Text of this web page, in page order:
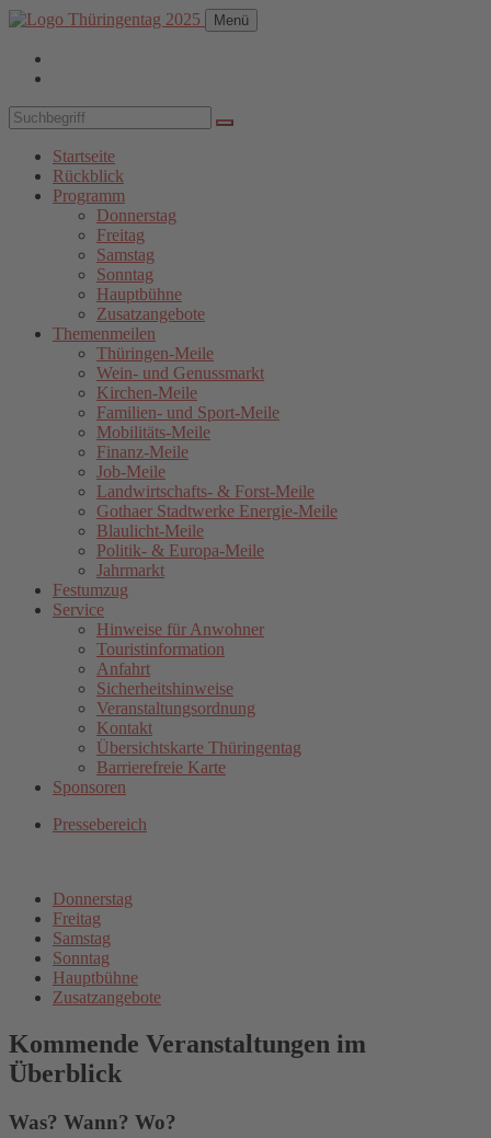
Menü
Startseite
Rückblick
Programm
Donnerstag
Freitag
Samstag
Sonntag
Hauptbühne
Zusatzangebote
Themenmeilen
Thüringen-Meile
Wein- und Genussmarkt
Kirchen-Meile
Familien- und Sport-Meile
Mobilitäts-Meile
Finanz-Meile
Job-Meile
Landwirtschafts- & Forst-Meile
Gothaer Stadtwerke Energie-Meile
Blaulicht-Meile
Politik- & Europa-Meile
Jahrmarkt
Festumzug
Service
Hinweise für Anwohner
Touristinformation
Anfahrt
Sicherheitshinweise
Veranstaltungsordnung
Kontakt
Übersichtskarte Thüringentag
Barrierefreie Karte
Sponsoren
Pressebereich
Donnerstag
Freitag
Samstag
Sonntag
Hauptbühne
Zusatzangebote
Kommende Veranstaltungen im
Überblick
Was? Wann? Wo?